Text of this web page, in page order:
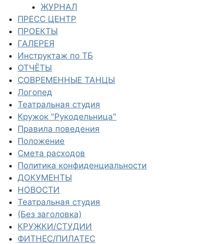
ЖУРНАЛ
ПРЕСС ЦЕНТР
ПРОЕКТЫ
ГАЛЕРЕЯ
Инструктаж по ТБ
ОТЧЁТЫ
СОВРЕМЕННЫЕ ТАНЦЫ
Логопед
Театральная студия
Кружок "Рукодельница"
Правила поведения
Положение
Смета расходов
Политика конфиденциальности
ДОКУМЕНТЫ
НОВОСТИ
Театральная студия
(Без заголовка)
КРУЖКИ/СТУДИИ
ФИТНЕС/ПИЛАТЕС